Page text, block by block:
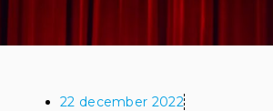
22 december 2022